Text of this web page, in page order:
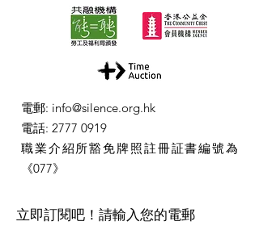
電郵: info@silence.org.hk
電話: 2777 0919
職業介紹所豁免牌照註冊証書編號為
《077》
​立即訂閱吧！請輸入您的電郵